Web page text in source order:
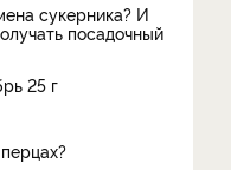
сукерника? И
посадочный
25 г